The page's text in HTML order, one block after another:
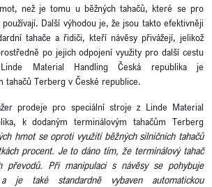
než je tomu u běžných tahačů, které se pro
Další výhodou je, že jsou takto efektivněji
tahače a řidiči, kteří návěsy přivážejí, jelikož
po jejich odpojení využity pro další cestu
Material Handling Česká republika je
tahačů Terberg v České republice.
prodeje pro speciální stroje z Linde Material
k dodaným terminálovým tahačům Terberg
hmot se oproti využití běžných silničních tahačů
procent. Je to dáno tím, že terminálový tahač
převodů. Při manipulaci s návěsy se pohybuje
je také standardně vybaven automatickou